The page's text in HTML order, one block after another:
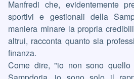
Manfredi che, evidentemente
sportivi e gestionali della
maniera minare la propria
altrui, racconta quanto sia
finanza.
Come dire, "io non sono quello